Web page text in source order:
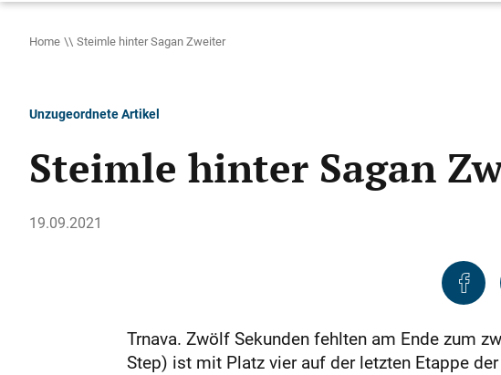
Home Steimle hinter Sagan Zweiter
Unzugeordnete Artikel
Steimle hinter Sagan
19.09.2021
Trnava. Zwölf Sekunden fehlten am Ende zum
Step) ist mit Platz vier auf der letzten Etappe